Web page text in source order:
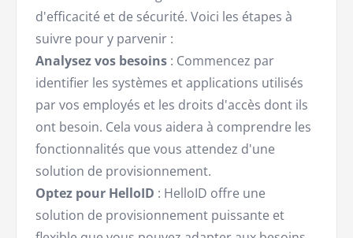
d'efficacité et de sécurité. Voici les étapes à
suivre pour y parvenir :
Analysez vos besoins : Commencez par
identifier les systèmes et applications utilisés
par vos employés et les droits d'accès dont ils
ont besoin. Cela vous aidera à comprendre les
fonctionnalités que vous attendez d'une
solution de provisionnement.
Optez pour HelloID : HelloID offre une
solution de provisionnement puissante et